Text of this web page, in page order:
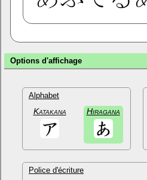
Options d'affichage
Alphabet
Katakana Hiragana
Police d'écriture